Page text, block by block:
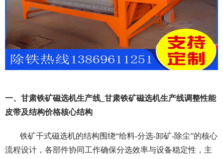
一、甘肃铁矿磁选机生产线_甘肃铁矿磁选机生产线调整性能
皮带及结构价格核心结构
铁矿干式磁选机的结构围绕“给料-分选-卸矿-除尘”的核心
流程设计，各部件协同工作确保分选效率与设备稳定性，主